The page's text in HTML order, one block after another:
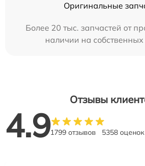
Оригинальные
Более 20 тыс. запчастей от
наличии на
Отзывы
4.91799 отзывов 5358 оценок